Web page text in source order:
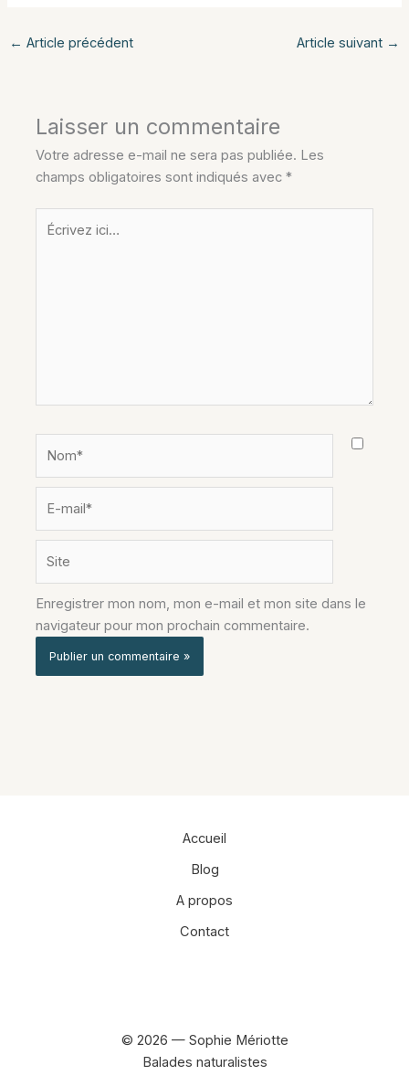
← Article précédent Article suivant →
Laisser un commentaire
Votre adresse e-mail ne sera pas publiée. Les
champs obligatoires sont indiqués avec*
Écrivez
ici…
Enregistrer mon nom, mon e-mail et mon site dans le
navigateur pour mon prochain commentaire.
Accueil
Blog
A propos
Contact
© 2026 — Sophie Mériotte
Balades naturalistes